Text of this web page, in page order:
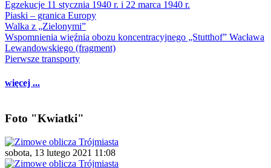
Egzekucje 11 stycznia 1940 r. i 22 marca 1940 r.
Piaski – granica Europy
Walka z „Zielonymi”
Wspomnienia więźnia obozu koncentracyjnego „Stutthof” Wacława
Lewandowskiego (fragment)
Pierwsze transporty
więcej ...
Foto "Kwiatki"
sobota, 13 lutego 2021 11:08